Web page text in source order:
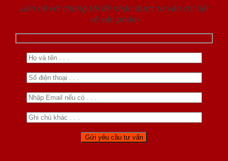
Liên hệ với chúng tôi để nhận được tư vấn chi tiết
về sản phẩm